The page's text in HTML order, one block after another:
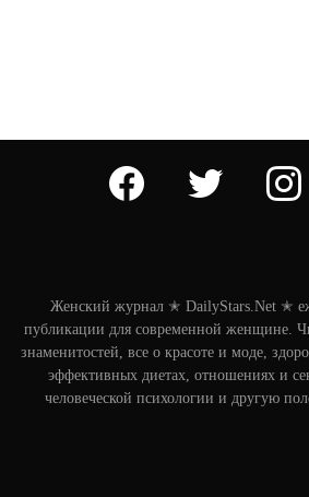
facebook twitter
Женский журнал ✭ DailyStars.Net ✭
публикации для современной женщине.
знаменитостей, все о красоте и моде,
эффективных диетах, отношениях и
человеческой психологии и другую